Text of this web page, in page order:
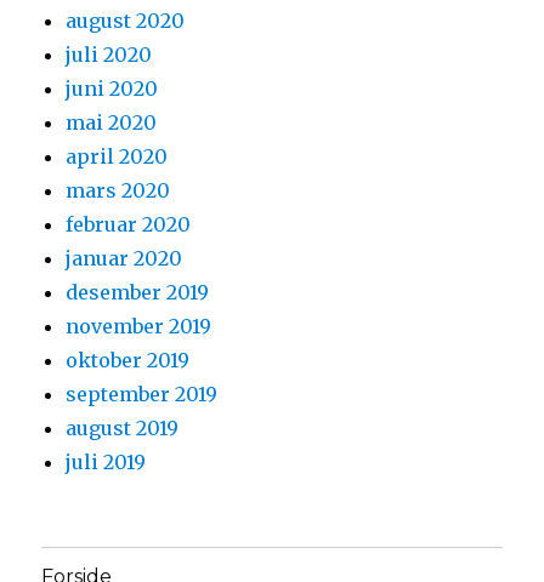
august 2020
juli 2020
juni 2020
mai 2020
april 2020
mars 2020
februar 2020
januar 2020
desember 2019
november 2019
oktober 2019
september 2019
august 2019
juli 2019
Forside